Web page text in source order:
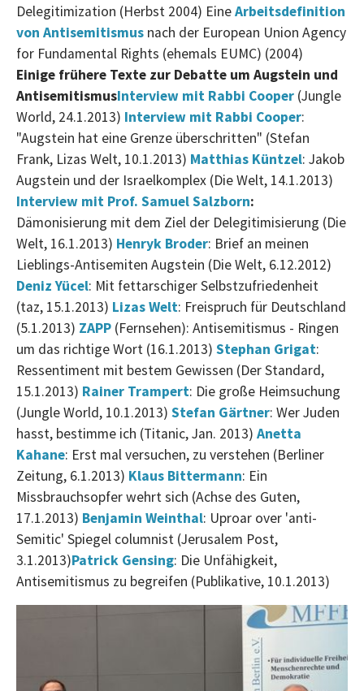
Delegitimization (Herbst 2004) EineArbeitsdefinition
von Antisemitismus nach der European Union Agency
for Fundamental Rights (ehemals EUMC) (2004)
Einige frühere Texte zur Debatte um Augstein und
AntisemitismusInterview mit Rabbi Cooper (Jungle
World, 24.1.2013) Interview mit Rabbi Cooper:
"Augstein hat eine Grenze überschritten" (Stefan
Frank, Lizas Welt, 10.1.2013) Matthias Küntzel: Jakob
Augstein und der Israelkomplex (Die Welt, 14.1.2013)
Interview mit Prof. Samuel Salzborn:
Dämonisierung mit dem Ziel der Delegitimisierung (Die
Welt, 16.1.2013) Henryk Broder: Brief an meinen
Lieblings-Antisemiten Augstein (Die Welt, 6.12.2012)
Deniz Yücel: Mit fettarschiger Selbstzufriedenheit
(taz, 15.1.2013) Lizas Welt: Freispruch für Deutschland
(5.1.2013) ZAPP (Fernsehen): Antisemitismus - Ringen
um das richtige Wort (16.1.2013) Stephan Grigat:
Ressentiment mit bestem Gewissen (Der Standard,
15.1.2013) Rainer Trampert: Die große Heimsuchung
(Jungle World, 10.1.2013) Stefan Gärtner: Wer Juden
hasst, bestimme ich (Titanic, Jan. 2013) Anetta
Kahane: Erst mal versuchen, zu verstehen (Berliner
Zeitung, 6.1.2013) Klaus Bittermann: Ein
Missbrauchsopfer wehrt sich (Achse des Guten,
17.1.2013) Benjamin Weinthal: Uproar over 'anti-
Semitic' Spiegel columnist (Jerusalem Post,
3.1.2013)Patrick Gensing: Die Unfähigkeit,
Antisemitismus zu begreifen (Publikative, 10.1.2013)